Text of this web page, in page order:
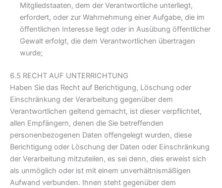
Mitgliedstaaten, dem der Verantwortliche unterliegt,
erfordert, oder zur Wahrnehmung einer Aufgabe, die im
öffentlichen Interesse liegt oder in Ausübung öffentlicher
Gewalt erfolgt, die dem Verantwortlichen übertragen
wurde;
6.5 RECHT AUF UNTERRICHTUNG
Haben Sie das Recht auf Berichtigung, Löschung oder
Einschränkung der Verarbeitung gegenüber dem
Verantwortlichen geltend gemacht, ist dieser verpflichtet,
allen Empfängern, denen die Sie betreffenden
personenbezogenen Daten offengelegt wurden, diese
Berichtigung oder Löschung der Daten oder Einschränkung
der Verarbeitung mitzuteilen, es sei denn, dies erweist sich
als unmöglich oder ist mit einem unverhältnismäßigen
Aufwand verbunden. Ihnen steht gegenüber dem